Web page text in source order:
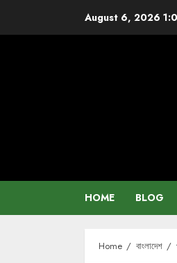
August 6, 2026
HOME BLOG
Home বাংলাদেশ